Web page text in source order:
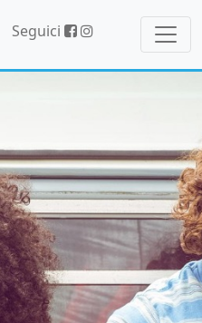
Seguici